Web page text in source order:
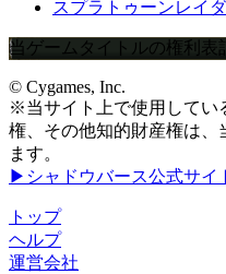
スプラトゥーンレイ
当ゲームタイトルの権利表
© Cygames, Inc.
※当サイト上で使用してい
権、その他知的財産権は、
ます。
▶シャドウバース公式サイ
トップ
ヘルプ
運営会社